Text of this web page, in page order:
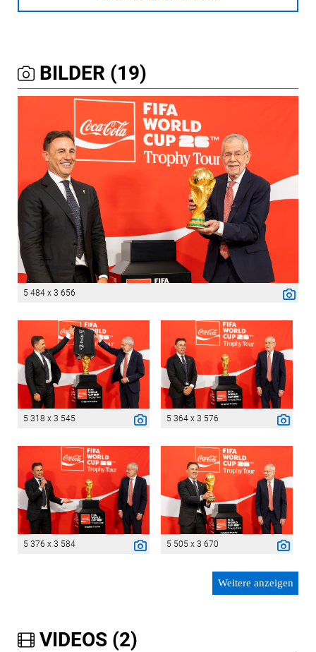
BILDER (19)
5 484 x 3 656
5 318 x 3 545 5 364 x 3 576
5 376 x 3 584 5 505 x 3 670
Weitere anzeigen
VIDEOS (2)